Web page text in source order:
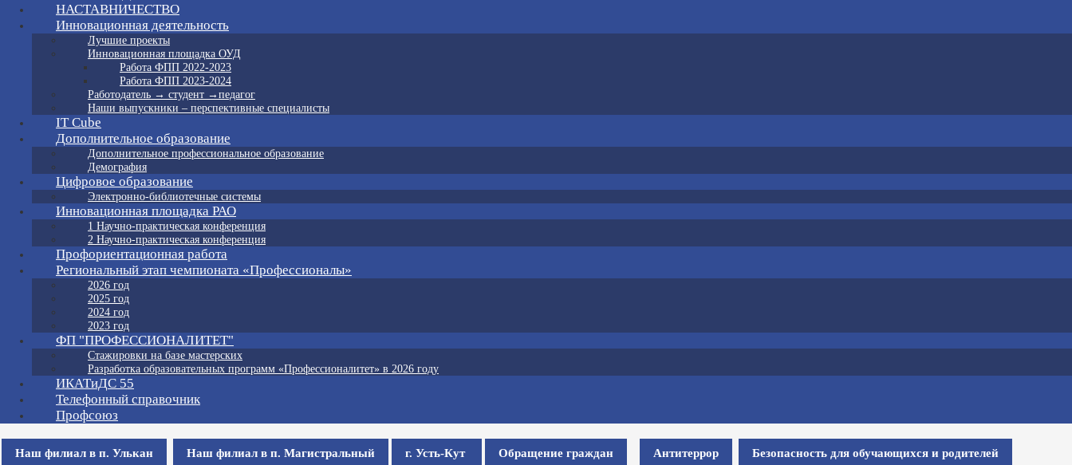
НАСТАВНИЧЕСТВО
Инновационная деятельность
Лучшие проекты
Инновационная площадка ОУД
Работа ФПП 2022-2023
Работа ФПП 2023-2024
Работодатель → студент →педагог
Наши выпускники – перспективные специалисты
IT Cube
Дополнительное образование
Дополнительное профессиональное образование
Демография
Цифровое образование
Электронно-библиотечные системы
Инновационная площадка РАО
1 Научно-практическая конференция
2 Научно-практическая конференция
Профориентационная работа
Региональный этап чемпионата «Профессионалы»
2026 год
2025 год
2024 год
2023 год
ФП "ПРОФЕССИОНАЛИТЕТ"
Стажировки на базе мастерских
Разработка образовательных программ «Профессионалитет» в 2026 году
ИКАТиДС 55
Телефонный справочник
Профсоюз
Наш филиал в п. Улькан Наш филиал в п. Магистральный г. Усть-Кут Обращение граждан Антитеррор Безопасность для обучающихся и родителей